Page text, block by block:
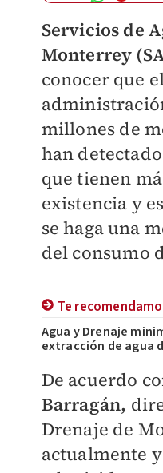
Servicios de
Monterrey
conocer que
millones de
han
que tienen
existencia y
se haga una
del consumo
Te
Agua y Drenaje
extracción de agua
De acuerdo
Barragán,
Drenaje de
actualmente